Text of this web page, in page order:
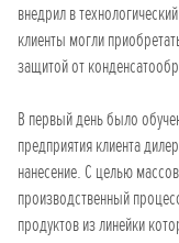
внедрил в
клиенты могли
защитой от
В первый день было
предприятия клиента
нанесение. С целью
производственный
продуктов из линейки